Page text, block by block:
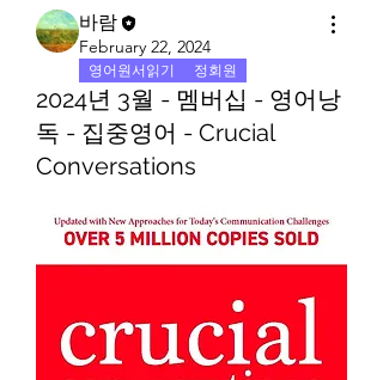
바람
February 22, 2024
영어원서읽기 정회원
2024년 3월 - 멤버십 - 영어낭
독 - 집중영어 - Crucial
Conversations